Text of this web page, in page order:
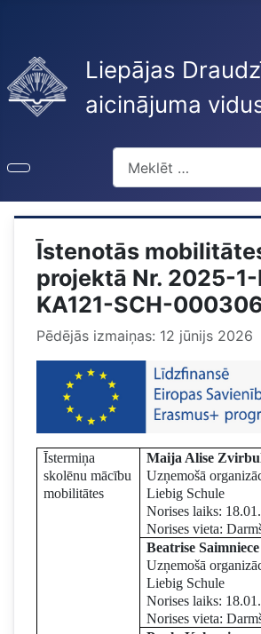
Liepājas
aicinājuma
Īstenotās
projektā Nr. 2025-1-
KA121-SCH-
Pēdējās izmaiņas: 12 jūnijs 2026
Īstermiņa
skolēnu mācību
mobilitātes
Maija Alise
Uzņemošā
Liebig Schule
Norises laiks:
Norises vieta:
Beatrise Saimniece
Uzņemošā
Liebig Schule
Norises laiks:
Norises vieta: